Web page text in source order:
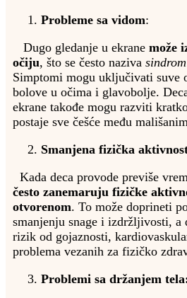
Probleme sa vidom:
Dugo gledanje u ekrane može
očiju, što se često naziva
Simptomi mogu uključivati suve
bolove u očima i glavobolje.
ekrane takođe mogu razviti
postaje sve češće među
Smanjena fizička
Kada deca provode previše
često zanemaruju fizičke
otvorenom. To može doprineti
smanjenju snage i izdržljivosti, a
rizik od gojaznosti,
problema vezanih za fizičko
Problemi sa držanjem